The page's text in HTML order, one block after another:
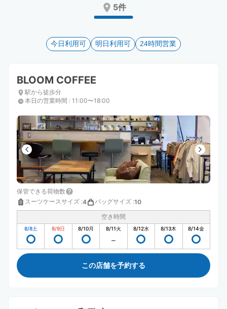
the
keyboard
shortcuts
for
changing
dates.
mark
key
the
keyboard
for
changing
dates.
5件
今日利用可 明日利用可 24時間営業
BLOOM COFFEE
駅から徒歩分
本日の営業時間 : 11:00〜18:00
保管できる荷物数
スーツケースサイズ :4 バッグサイズ :10
空き時間
8/8土 8/9日 8/10月 8/11火 8/12水 8/13木 8/14金
この店舗を予約する